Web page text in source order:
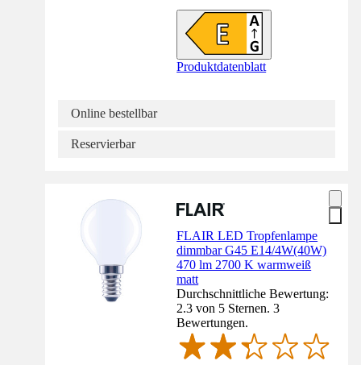
Produktdatenblatt
Online bestellbar
Reservierbar
FLAIR LED Tropfenlampe
dimmbar G45 E14/4W(40W)
470 lm 2700 K warmweiß
matt
Durchschnittliche Bewertung:
2.3 von 5 Sternen. 3
Bewertungen.